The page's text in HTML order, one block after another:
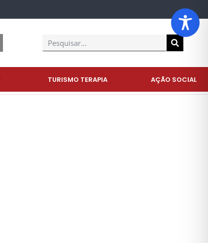
TURISMO TERAPIA AÇÃO SOCIAL